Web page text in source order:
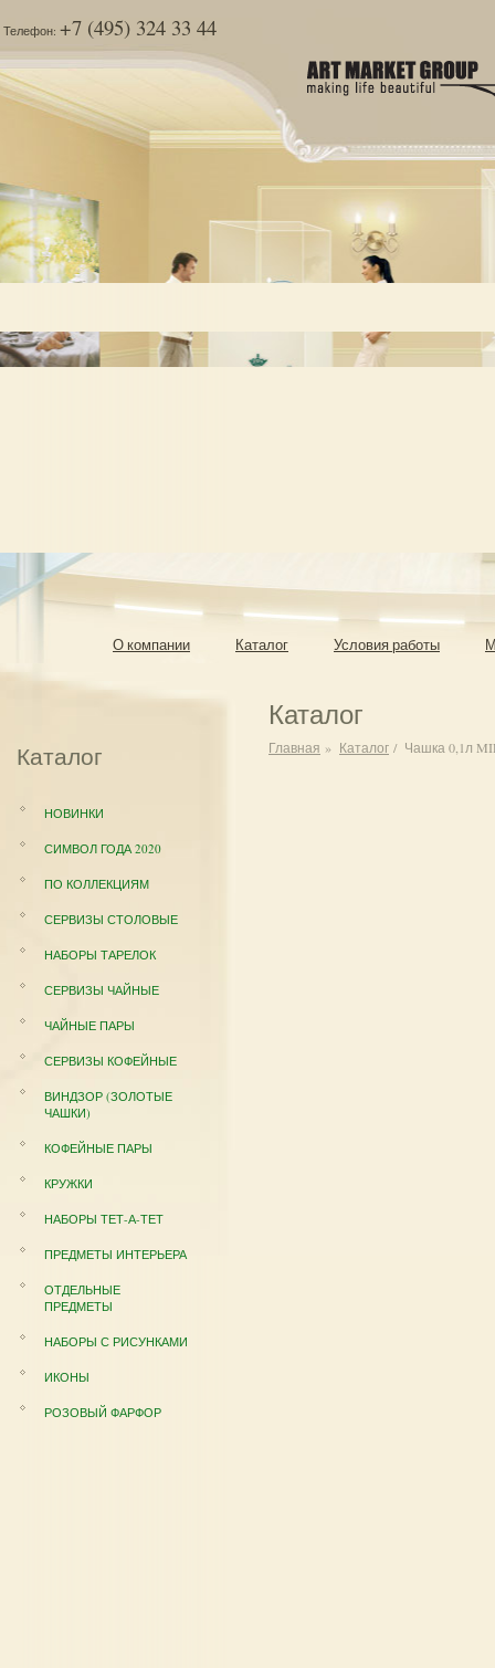
Телефон: +7 (495) 324 33 44
О компании Каталог Условия работы
Каталог
НОВИНКИ
СИМВОЛ ГОДА 2020
ПО КОЛЛЕКЦИЯМ
СЕРВИЗЫ СТОЛОВЫЕ
НАБОРЫ ТАРЕЛОК
СЕРВИЗЫ ЧАЙНЫЕ
ЧАЙНЫЕ ПАРЫ
СЕРВИЗЫ КОФЕЙНЫЕ
ВИНДЗОР (ЗОЛОТЫЕ
ЧАШКИ)
КОФЕЙНЫЕ ПАРЫ
КРУЖКИ
НАБОРЫ ТЕТ-А-ТЕТ
ПРЕДМЕТЫ ИНТЕРЬЕРА
ОТДЕЛЬНЫЕ
ПРЕДМЕТЫ
НАБОРЫ С РИСУНКАМИ
ИКОНЫ
РОЗОВЫЙ ФАРФОР
Каталог
Главная » Каталог / Чашка 0,1л